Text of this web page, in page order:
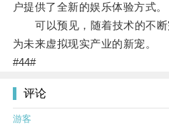
户提供了全新的娱乐体验方式。
可以预见，随着技术的不断
为未来虚拟现实产业的新宠。
#44#
评论
游客